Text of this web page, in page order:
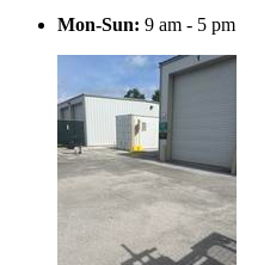
Mon-Sun: 9 am - 5 pm